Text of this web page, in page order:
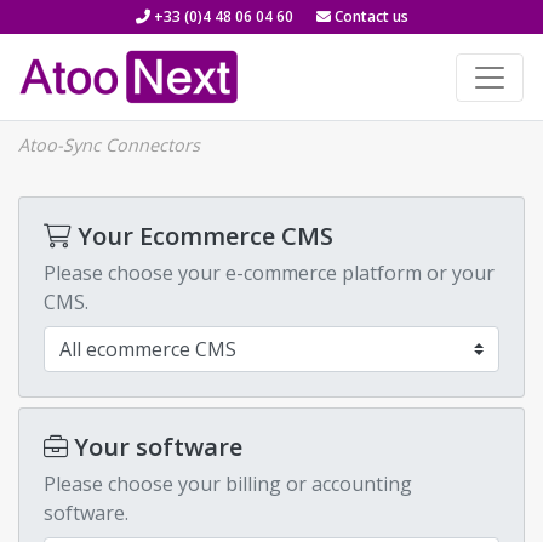
+33 (0)4 48 06 04 60 Contact us
Atoo-Sync Connectors
Your Ecommerce CMS
Please choose your e-commerce platform or your
CMS.
Your software
Please choose your billing or accounting
software.